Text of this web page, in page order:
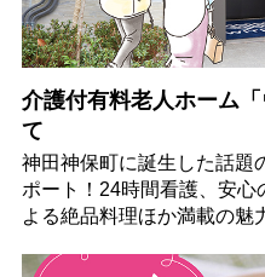
介護付有料老人ホーム
て
神田神保町に誕生した話題
ポート！24時間看護、安心
よる絶品料理ほか満載の魅